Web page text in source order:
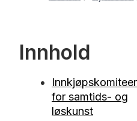
Innhold
for samtids- og
løskunst